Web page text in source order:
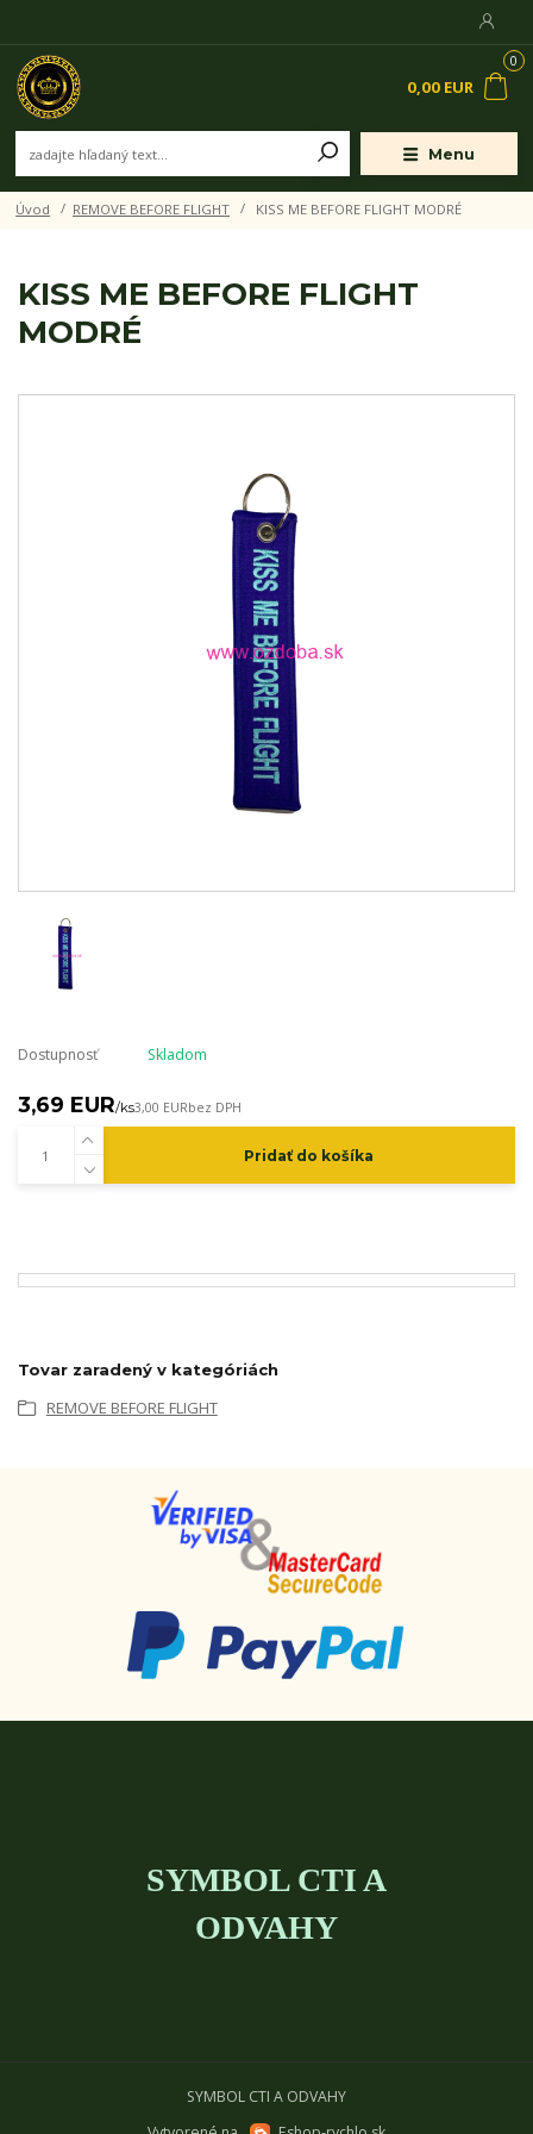
Menu
0
0,00 EUR
Úvod REMOVE BEFORE FLIGHT KISS ME BEFORE FLIGHT MODRÉ
KISS ME BEFORE FLIGHT
MODRÉ
Dostupnosť Skladom
3,69 EUR/ks3,00 EURbez DPH
Pridať do košíka
Tovar zaradený v kategóriách
REMOVE BEFORE FLIGHT
SYMBOL CTI A
ODVAHY
SYMBOL CTI A ODVAHY